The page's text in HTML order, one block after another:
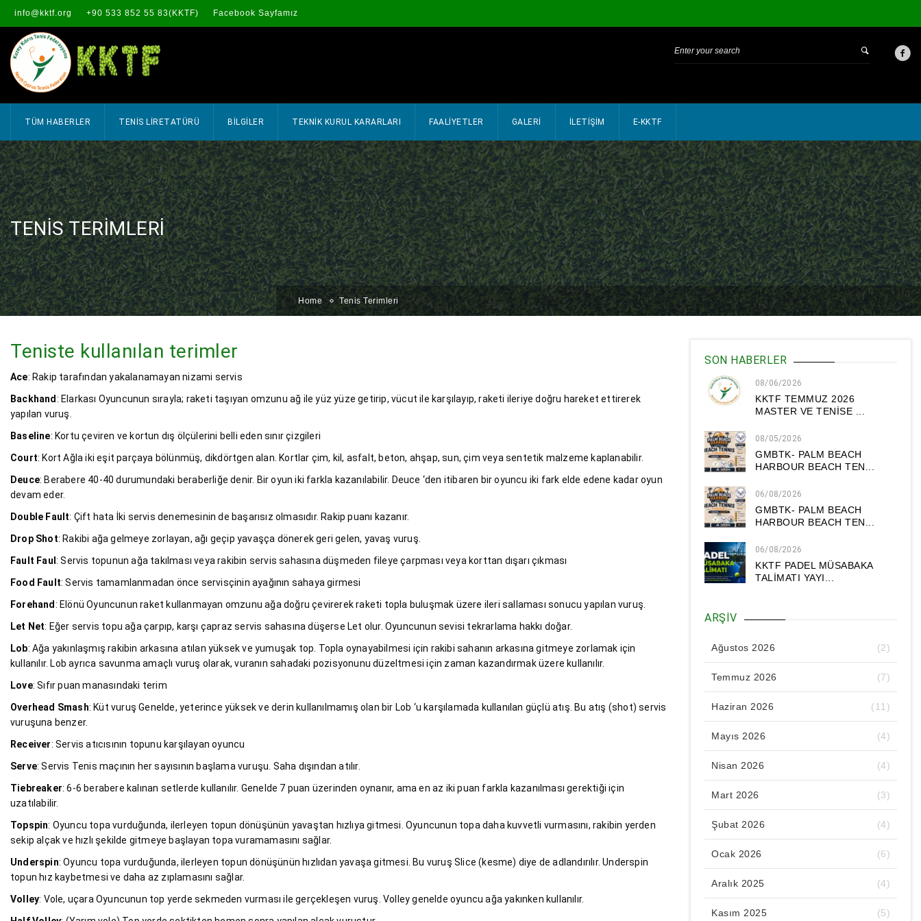
info@kktf.org +90 533 852 55 83(KKTF) Facebook Sayfamız
TÜM HABERLER TENİS LİRETATÜRÜ BİLGİLER TEKNIK KURUL KARARLARI FAALİYETLER GALERİ İLETİŞİM E-KKTF
TENIS TERIMLERI
Home Tenis Terimleri
Teniste kullanılan terimler
Ace: Rakip tarafından yakalanamayan nizami servis
Backhand : Elarkası Oyuncunun sırayla; raketi taşıyan omzunu ağ ile yüz yüze getirip, vücut ile karşılayıp, raketi ileriye doğru hareket ettirerek
yapılan vuruş.
Baseline: Kortu çeviren ve kortun dış ölçülerini belli eden sınır çizgileri
Court: Kort Ağla iki eşit parçaya bölünmüş, dikdörtgen alan. Kortlar çim, kil, asfalt, beton, ahşap, sun, çim veya sentetik malzeme kaplanabilir.
Deuce: Berabere 40-40 durumundaki beraberliğe denir. Bir oyun iki farkla kazanılabilir. Deuce ‘den itibaren bir oyuncu iki fark elde edene kadar oyun
devam eder.
Double Fault: Çift hata İki servis denemesinin de başarısız olmasıdır. Rakip puanı kazanır.
Drop Shot: Rakibi ağa gelmeye zorlayan, ağı geçip yavaşça dönerek geri gelen, yavaş vuruş.
Fault Faul : Servis topunun ağa takılması veya rakibin servis sahasına düşmeden fileye çarpması veya korttan dışarı çıkması
Food Fault: Servis tamamlanmadan önce servisçinin ayağının sahaya girmesi
Forehand : Elönü Oyuncunun raket kullanmayan omzunu ağa doğru çevirerek raketi topla buluşmak üzere ileri sallaması sonucu yapılan vuruş.
Let Net: Eğer servis topu ağa çarpıp, karşı çapraz servis sahasına düşerse Let olur. Oyuncunun sevisi tekrarlama hakkı doğar.
Lob: Ağa yakınlaşmış rakibin arkasına atılan yüksek ve yumuşak top. Topla oynayabilmesi için rakibi sahanın arkasına gitmeye zorlamak için
kullanılır. Lob ayrıca savunma amaçlı vuruş olarak, vuranın sahadaki pozisyonunu düzeltmesi için zaman kazandırmak üzere kullanılır.
Love: Sıfır puan manasındaki terim
Overhead Smash: Küt vuruş Genelde, yeterince yüksek ve derin kullanılmamış olan bir Lob ‘u karşılamada kullanılan güçlü atış. Bu atış (shot) servis
vuruşuna benzer.
Receiver: Servis atıcısının topunu karşılayan oyuncu
Serve: Servis Tenis maçının her sayısının başlama vuruşu. Saha dışından atılır.
Tiebreaker: 6-6 berabere kalınan setlerde kullanılır. Genelde 7 puan üzerinden oynanır, ama en az iki puan farkla kazanılması gerektiği için
uzatılabilir.
Topspin: Oyuncu topa vurduğunda, ilerleyen topun dönüşünün yavaştan hızlıya gitmesi. Oyuncunun topa daha kuvvetli vurmasını, rakibin yerden
sekip alçak ve hızlı şekilde gitmeye başlayan topa vuramamasını sağlar.
Underspin: Oyuncu topa vurduğunda, ilerleyen topun dönüşünün hızlıdan yavaşa gitmesi. Bu vuruş Slice (kesme) diye de adlandırılır. Underspin
topun hız kaybetmesi ve daha az zıplamasını sağlar.
Volley: Vole, uçara Oyuncunun top yerde sekmeden vurması ile gerçekleşen vuruş. Volley genelde oyuncu ağa yakınken kullanılır.
SON HABERLER
08/06/2026
KKTF TEMMUZ 2026
MASTER VE TENİSE ...
08/05/2026
GMBTK- PALM BEACH
HARBOUR BEACH TEN...
06/08/2026
GMBTK- PALM BEACH
HARBOUR BEACH TEN...
06/08/2026
KKTF PADEL MÜSABAKA
TALİMATI YAYI...
ARŞIV
Ağustos 2026 (2)
Temmuz 2026 (7)
Haziran 2026 (11)
Mayıs 2026 (4)
Nisan 2026 (4)
Mart 2026 (3)
Şubat 2026 (4)
Ocak 2026 (6)
Aralık 2025 (4)
Kasım 2025 (5)